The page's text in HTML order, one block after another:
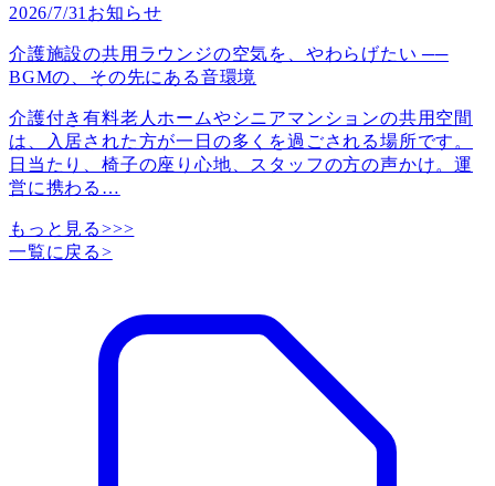
2026/7/31 お知らせ
介護施設の共用ラウンジの空気を、やわらげたい ──
BGMの、その先にある音環境
介護付き有料老人ホームやシニアマンションの共用空間
は、入居された方が一日の多くを過ごされる場所です。
日当たり、椅子の座り心地、スタッフの方の声かけ。運
営に携わる …
もっと見る>>>
一覧に戻る>